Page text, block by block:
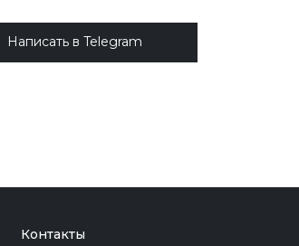
Написать в Telegram
Контакты